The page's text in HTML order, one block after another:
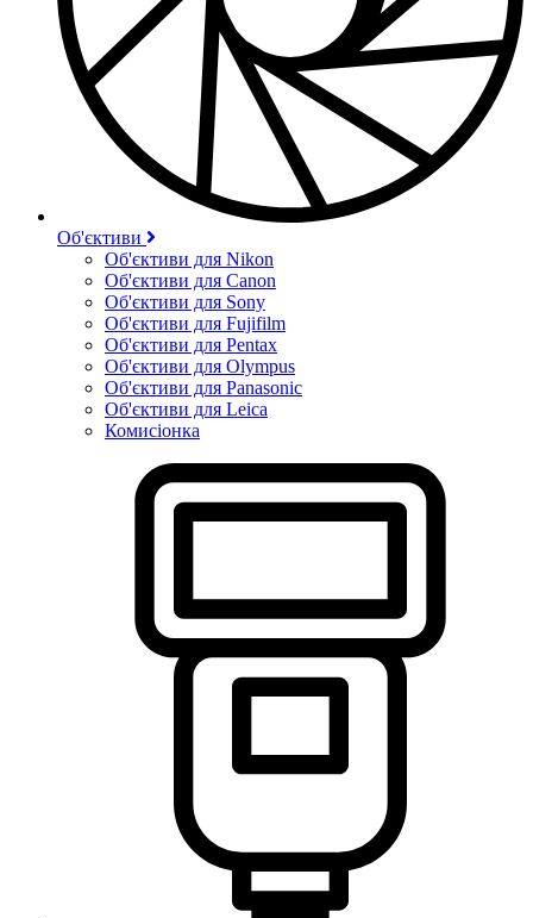
Об'єктиви
Об'єктиви для Nikon
Об'єктиви для Canon
Об'єктиви для Sony
Об'єктиви для Fujifilm
Об'єктиви для Pentax
Об'єктиви для Olympus
Об'єктиви для Panasonic
Об'єктиви для Leica
Комисіонка